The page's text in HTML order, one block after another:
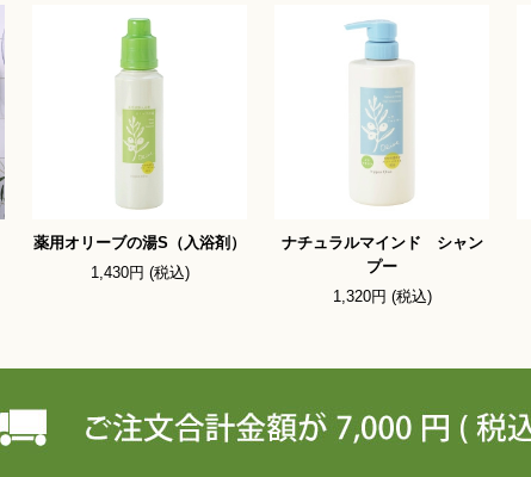
薬用オリーブの湯S（入浴剤）
1,430円 (税込)
ナチュラルマインド シャン
プー
1,320円 (税込)